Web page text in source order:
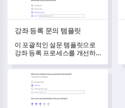
강좌 등록 문의 템플릿
이 포괄적인 설문 템플릿으로
강좌 등록 프로세스를 개선하
보험 문의 양식 템플릿